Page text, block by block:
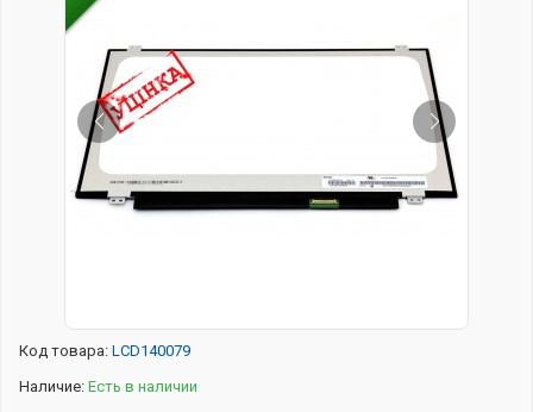
Код товара: LCD140079
Наличие: Есть в наличии